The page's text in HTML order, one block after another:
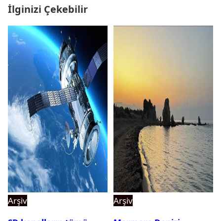
İlginizi Çekebilir
Arşiv
Arşiv